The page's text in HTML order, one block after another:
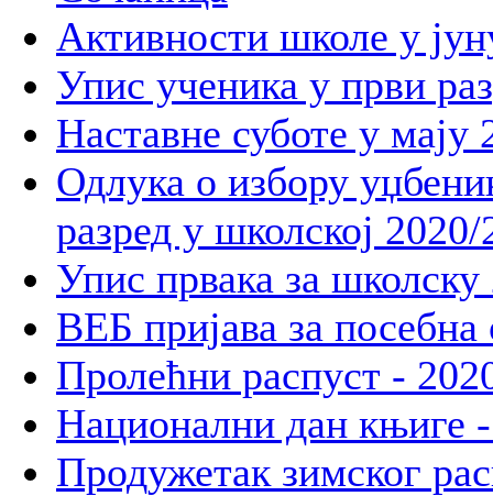
Активности школе у
Упис ученика у први
Наставне суботе у мају
Одлука о избору
разред у школској
Упис првака за
ВЕБ пријава за
Пролећни распуст -
Национални дан књиге
Продужетак зимског